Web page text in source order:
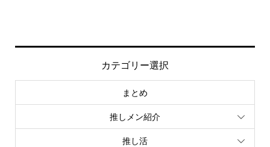
カテゴリー選択
まとめ
推しメン紹介
推し活